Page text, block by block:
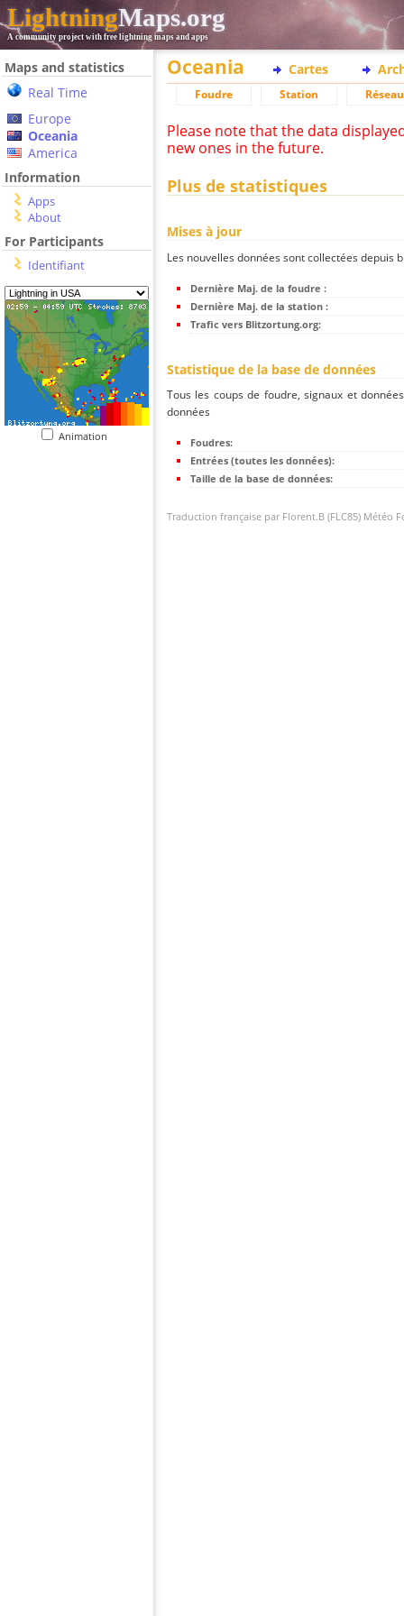
LightningMaps.org
A community project with free lightning maps and apps
Maps and statistics
Real Time
Europe
Oceania
America
Information
Apps
About
For Participants
Identifiant
Animation
Oceania Cartes
Foudre Station Réseau
Please note that the data
new ones in the future.
Plus de statistiques
Mises à jour
Les nouvelles données sont collectées
Dernière Maj. de la foudre :
Dernière Maj. de la station :
Trafic vers Blitzortung.org:
Statistique de la base de données
Tous les coups de foudre, signaux et
données
Foudres:
Entrées (toutes les données):
Taille de la base de données:
Traduction française par Florent.B (FLC85) Météo